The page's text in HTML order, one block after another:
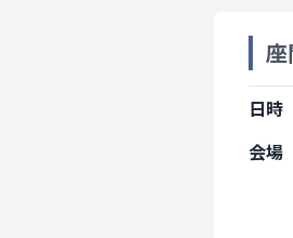
日時
会場